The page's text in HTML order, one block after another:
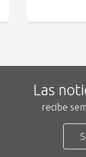
Las
recibe